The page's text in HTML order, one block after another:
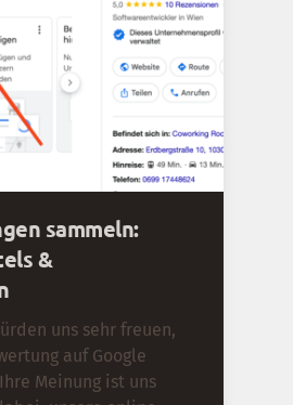
sammeln:
&
uns sehr freuen,
auf Google
Meinung ist uns